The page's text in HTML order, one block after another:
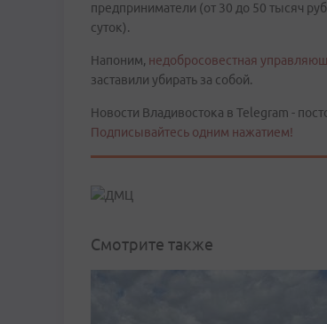
предприниматели (от 30 до 50 тысяч
суток).
Напоним, недобросовестная
заставили убирать за собой.
Новости Владивостока в Telegram -
Подписывайтесь одним нажатием!
Смотрите также